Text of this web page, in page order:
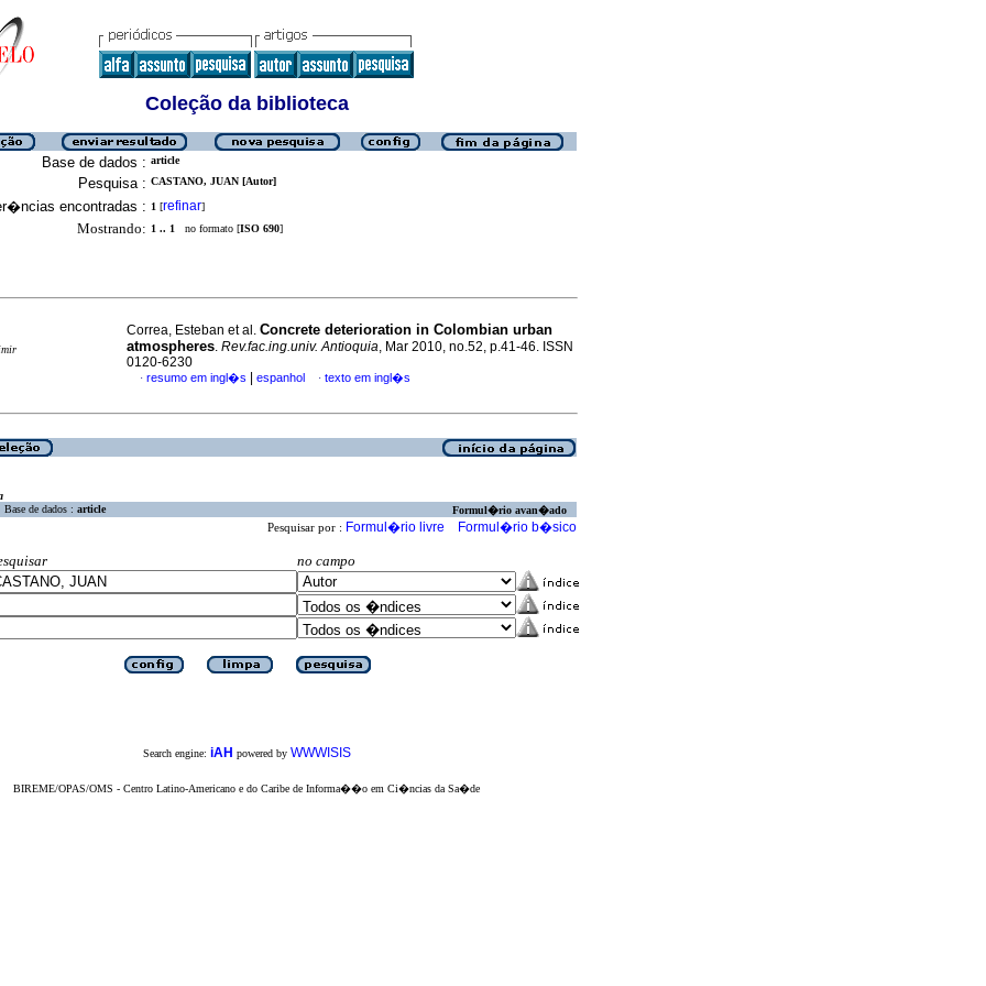
Coleção da biblioteca
Base de dados : article
Pesquisa : CASTANO, JUAN [Autor]
encontradas : 1 [refinar]
Mostrando: 1 .. 1 no formato [ISO 690]
Correa, Esteban et al. Concrete deterioration in Colombian urban
atmospheres. Rev.fac.ing.univ. Antioquia, Mar 2010, no.52, p.41-46. ISSN
0120-6230
· resumo em ingl�s espanhol · texto em ingl�s
Base de dados : article Formul�rio avan�ado
Pesquisar por : Formul�rio livre Formul�rio b�sico
no campo
Search engine: iAH powered by WWWISIS
BIREME/OPAS/OMS - Centro Latino-Americano e do Caribe de Informa��o em Ci�ncias da Sa�de